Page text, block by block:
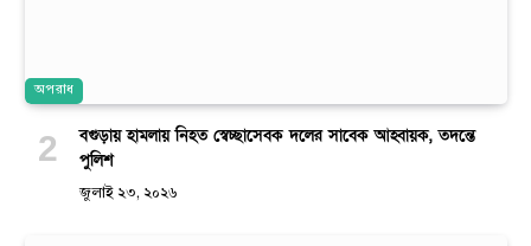
অপরাধ
বগুড়ায় হামলায় নিহত স্বেচ্ছাসেবক দলের সাবেক আহ্বায়ক, তদন্তে
পুলিশ
জুলাই ২৩, ২০২৬